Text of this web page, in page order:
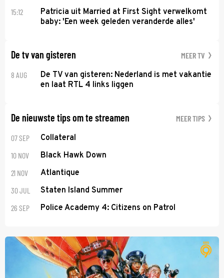
15:12
Patricia uit Married at First Sight verwelkomt
baby: 'Een week geleden veranderde alles'
De tv van gisteren MEER TV
8 AUG
De TV van gisteren: Nederland is met vakantie
en laat RTL 4 links liggen
De nieuwste tips om te streamen MEER TIPS
07 SEP Collateral
10 NOV Black Hawk Down
21 NOV Atlantique
30 JUL Staten Island Summer
26 SEP Police Academy 4: Citizens on Patrol